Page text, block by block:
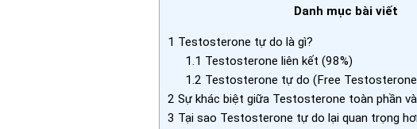
Danh mục bài viết
1 Testosterone tự do là gì?
1.1 Testosterone liên kết (98%)
1.2 Testosterone tự do (Free
2 Sự khác biệt giữa Testosterone toàn phần
3 Tại sao Testosterone tự do lại quan trọng